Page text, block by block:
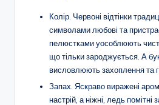
Колір. Червоні відтінки
символами любові та
пелюстками уособлюють
що тільки зароджується. А
висловлюють захоплення та
Запах. Яскраво виражені
настрій, а ніжні, ледь